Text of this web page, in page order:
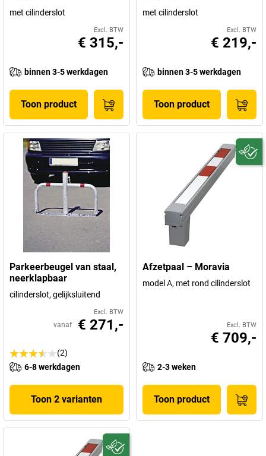
met cilinderslot
Excl. BTW
€ 315,-
binnen 3-5 werkdagen
Toon product
met cilinderslot
Excl. BTW
€ 219,-
binnen 3-5 werkdagen
Toon product
Parkeerbeugel van staal,
neerklapbaar
cilinderslot, gelijksluitend
Excl. BTW
vanaf € 271,-
(2)
6-8 werkdagen
Toon 2 varianten
Afzetpaal – Moravia
model A, met rond cilinderslot
Excl. BTW
€ 709,-
2-3 weken
Toon product